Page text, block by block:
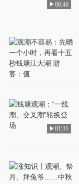
00:40
01:31